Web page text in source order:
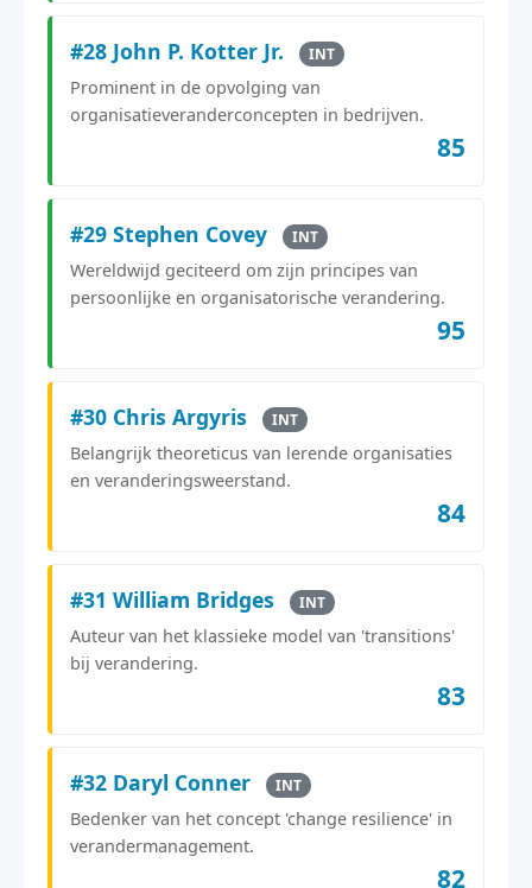
#28 John P. Kotter Jr. INT
Prominent in de opvolging van
organisatieveranderconcepten in bedrijven.
85
#29 Stephen Covey INT
Wereldwijd geciteerd om zijn principes van
persoonlijke en organisatorische verandering.
95
#30 Chris Argyris INT
Belangrijk theoreticus van lerende organisaties
en veranderingsweerstand.
84
#31 William Bridges INT
Auteur van het klassieke model van 'transitions'
bij verandering.
83
#32 Daryl Conner INT
Bedenker van het concept 'change resilience' in
verandermanagement.
82